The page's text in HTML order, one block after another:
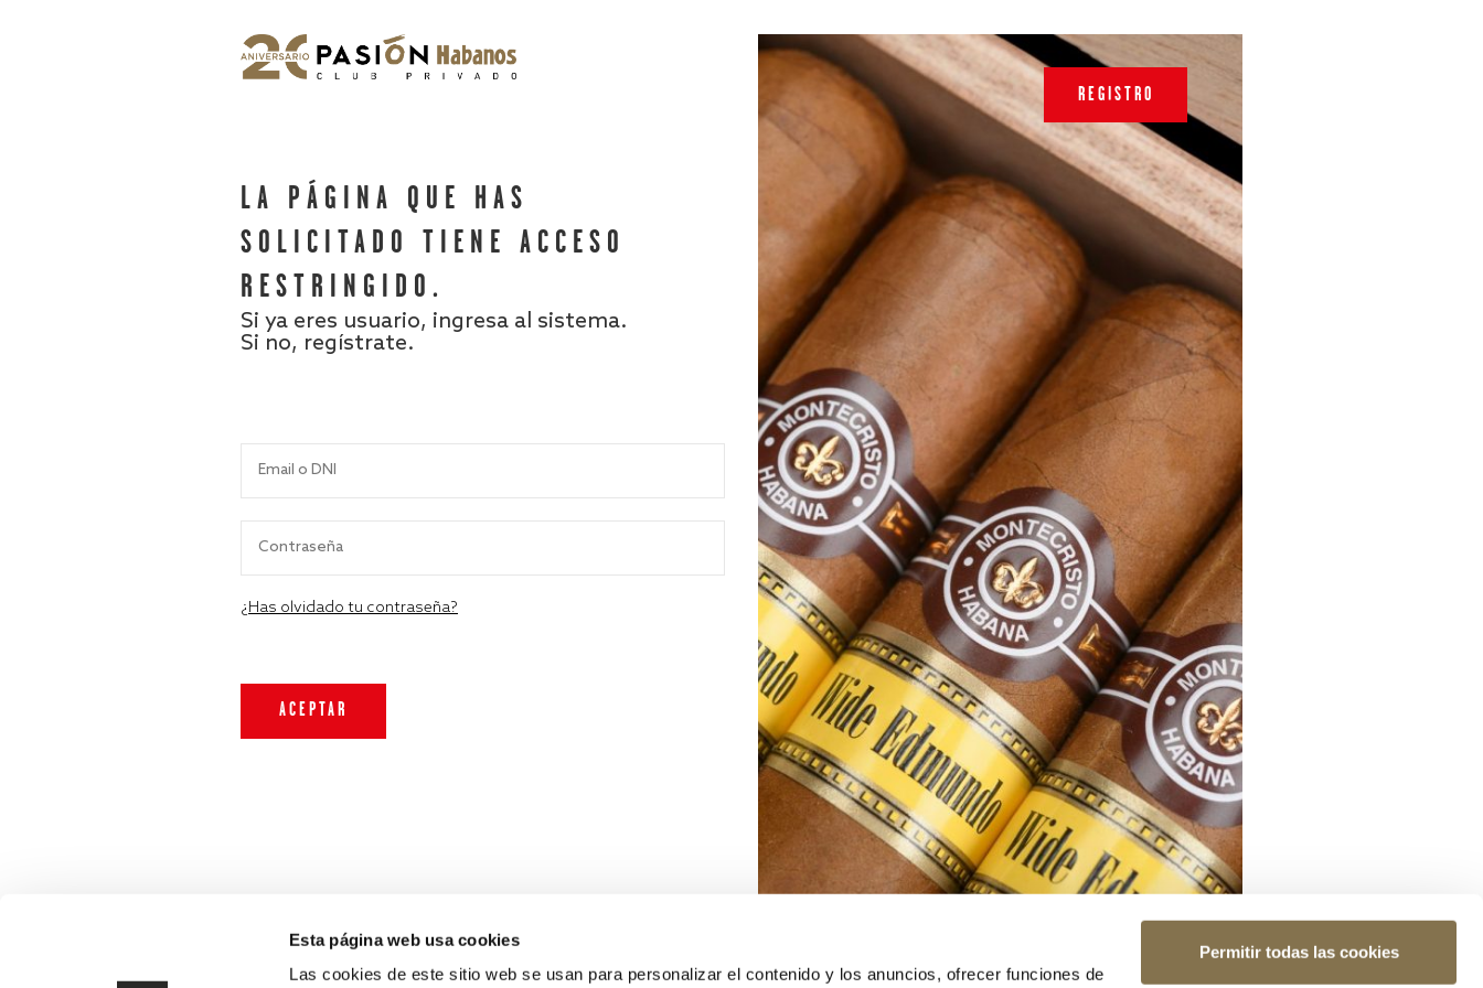
Esta página web usa cookies
Las cookies de este sitio web se usan para personalizar el contenido y los anuncios, ofrecer funciones de
Permitir todas las cookies
LA PÁGINA QUE HAS
SOLICITADO TIENE ACCESO
RESTRINGIDO.
Si ya eres usuario, ingresa al sistema.
Si no, regístrate.
¿Has olvidado tu contraseña?
REGISTRO